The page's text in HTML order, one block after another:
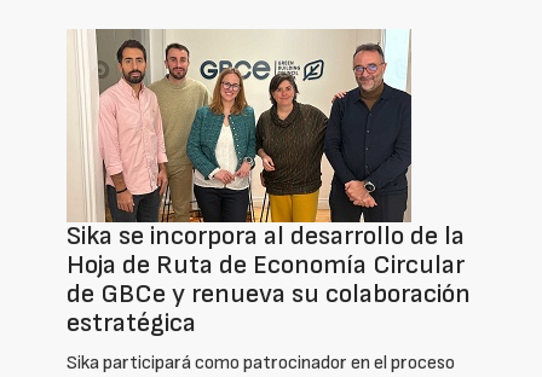
Sika se incorpora al desarrollo de la
Hoja de Ruta de Economía Circular
de GBCe y renueva su colaboración
estratégica
Sika participará como patrocinador en el proceso